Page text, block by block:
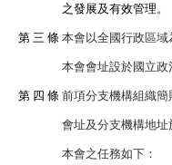
之發展及有效管理。
第 三 條 本會以全國行政區域
第 四 條
本會會址設於國立
前項分支機構組織簡
會址及分支機構地址
本會之任務如下：